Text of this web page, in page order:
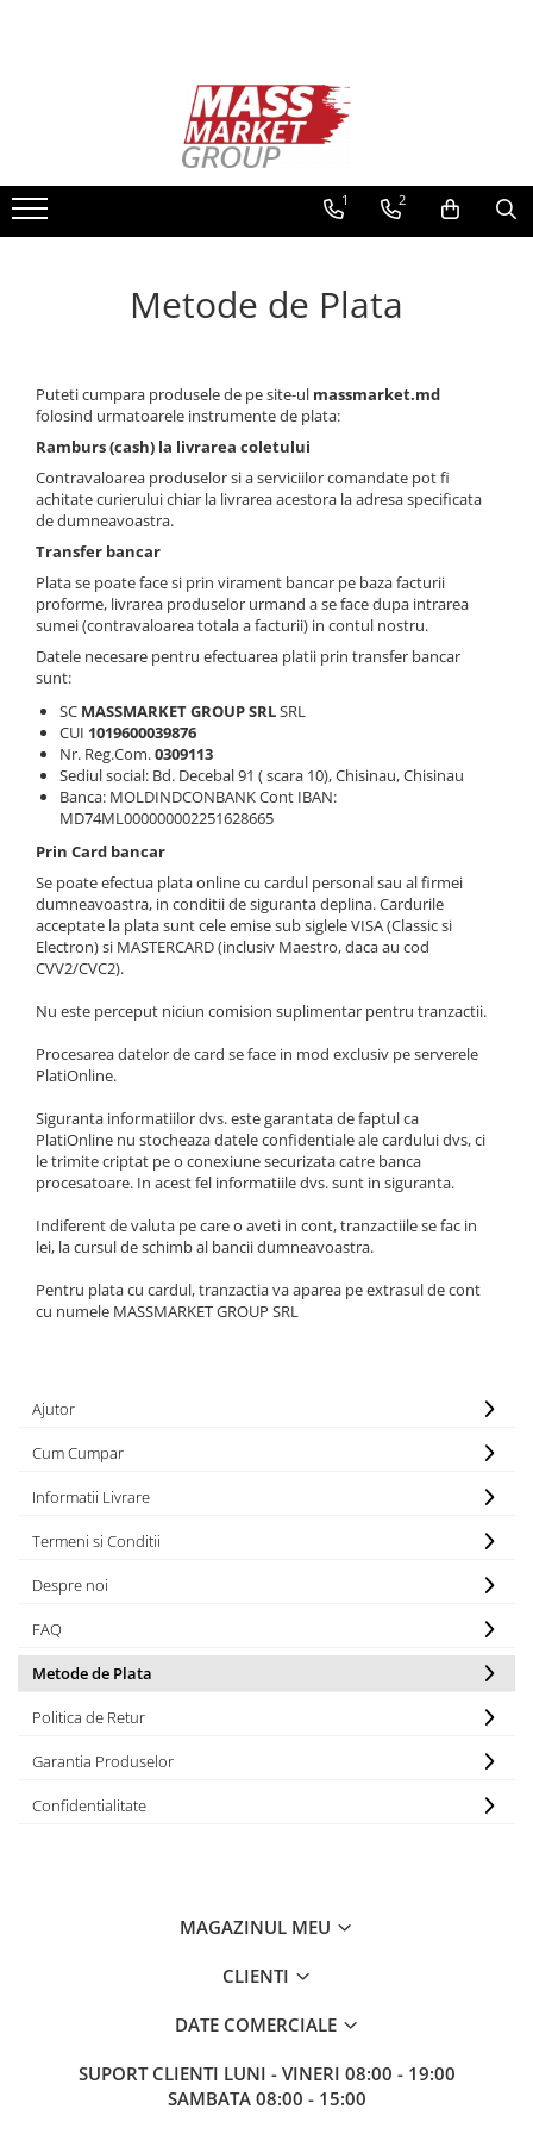
Lansete la crap
Mulinete la crap
Plumbi, momitoare
Protectie, pastrare
Rod Pod, picheti, suporti
Carlige crap
Avertizoare si swingere
Pescuit Feeder, Stationar, Pluta
Lansete Feeder, Stationar, Pluta
Mulinete Feeder, Stationar, Pluta
Fire feeder, stationar
Plute si Indicatoare
Platforme feeder, suporturi,
tripoduri
Plumbi, cosulete, momitoare
Carlige Feeder, Stationar
Mincioguri si juvelnice
Accesorii monturi
Genti, huse, galeti
Accesorii si instrumente
Nada, momeala, aditivi
Pescuit la rapitor
Lansete la rapitor
Mulinete la rapitor
Carlige la rapitor
Naluci
Accesorii rapitor
Monturi rapitor
Forfaci la rapitor
Momeli la rapitor
Nada si momeala
Nada
Wafters
Pop-up
Seminte si mix de seminte
Aditivi, arome, dipuri
Genti
Lazi
Altele
Rucsac
Camping pescuit
1 2
Metode de Plata
Puteti cumpara produsele de pe site-ul massmarket.md
folosind urmatoarele instrumente de plata:
Ramburs (cash) la livrarea coletului
Contravaloarea produselor si a serviciilor comandate pot fi
achitate curierului chiar la livrarea acestora la adresa specificata
de dumneavoastra.
Transfer bancar
Plata se poate face si prin virament bancar pe baza facturii
proforme, livrarea produselor urmand a se face dupa intrarea
sumei (contravaloarea totala a facturii) in contul nostru.
Datele necesare pentru efectuarea platii prin transfer bancar
sunt:
SC MASSMARKET GROUP SRLSRL
CUI 1019600039876
Nr. Reg.Com.0309113
Sediul social: Bd. Decebal 91 ( scara 10), Chisinau, Chisinau
Banca: MOLDINDCONBANK Cont IBAN:
MD74ML000000002251628665
Prin Card bancar
Se poate efectua plata online cu cardul personal sau al firmei
dumneavoastra, in conditii de siguranta deplina. Cardurile
acceptate la plata sunt cele emise sub siglele VISA (Classic si
Electron) si MASTERCARD (inclusiv Maestro, daca au cod
CVV2/CVC2).
Nu este perceput niciun comision suplimentar pentru tranzactii.
Procesarea datelor de card se face in mod exclusiv pe serverele
PlatiOnline.
Siguranta informatiilor dvs. este garantata de faptul ca
PlatiOnline nu stocheaza datele confidentiale ale cardului dvs, ci
le trimite criptat pe o conexiune securizata catre banca
procesatoare. In acest fel informatiile dvs. sunt in siguranta.
Indiferent de valuta pe care o aveti in cont, tranzactiile se fac in
lei, la cursul de schimb al bancii dumneavoastra.
Pentru plata cu cardul, tranzactia va aparea pe extrasul de cont
cu numele MASSMARKET GROUP SRL
Ajutor
Cum Cumpar
Informatii Livrare
Termeni si Conditii
Despre noi
FAQ
Metode de Plata
Politica de Retur
Garantia Produselor
Confidentialitate
MAGAZINUL MEU
CLIENTI
DATE COMERCIALE
SUPORT CLIENTI LUNI - VINERI 08:00 - 19:00
SAMBATA 08:00 - 15:00